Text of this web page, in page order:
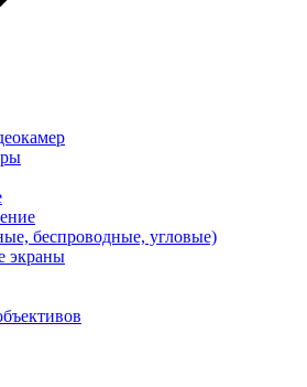
беспроводные, угловые)
экраны